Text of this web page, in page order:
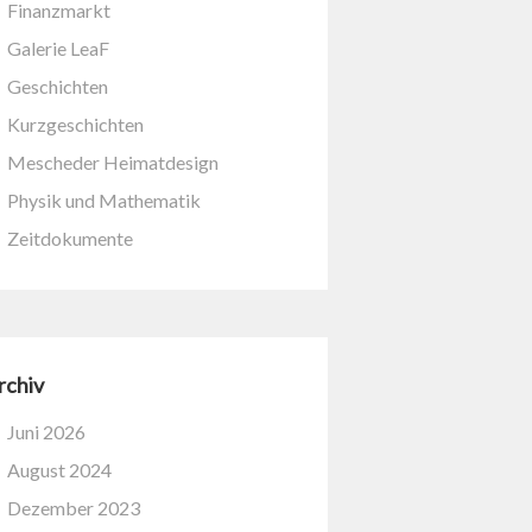
Finanzmarkt
Galerie LeaF
Geschichten
Kurzgeschichten
Mescheder Heimatdesign
Physik und Mathematik
Zeitdokumente
Juni 2026
August 2024
Dezember 2023